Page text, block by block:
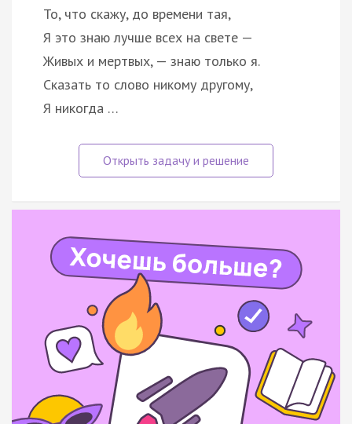
То, что скажу, до времени тая,
Я это знаю лучше всех на свете —
Живых и мертвых, — знаю только я.
Сказать то слово никому другому,
Я никогда …